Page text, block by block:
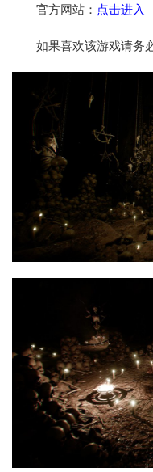
官方网站： 点击进入
如果喜欢该游戏请务